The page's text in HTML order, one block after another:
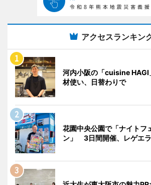
アクセスランキン
河内小阪の「cuisine
材使い、日替わりで
花園中央公園で「ナイトフ
ン」 3日間開催、レゲエ